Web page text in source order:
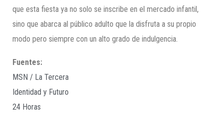
que esta fiesta ya no solo se inscribe en el mercado infantil,
sino que abarca al público adulto que la disfruta a su propio
modo pero siempre con un alto grado de indulgencia.
Fuentes:
MSN / La Tercera
Identidad y Futuro
24 Horas